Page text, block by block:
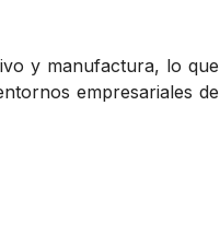
y manufactura, lo que
empresariales de